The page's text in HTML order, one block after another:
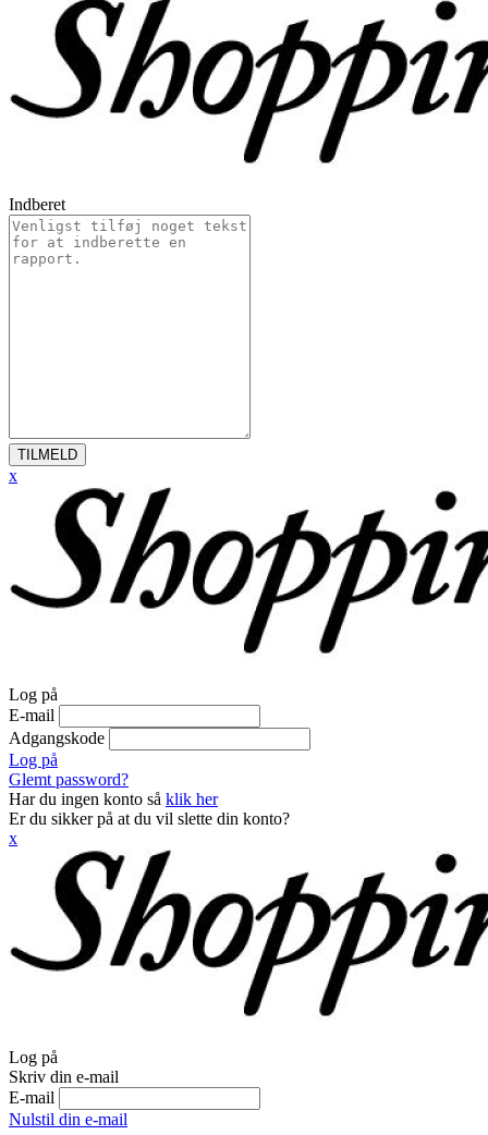
Indberet
TILMELD
x
Log på
E-mail
Adgangskode
Log på
Glemt password?
Har du ingen konto så klik her
Er du sikker på at du vil slette din konto?
x
Log på
Skriv din e-mail
E-mail
Nulstil din e-mail